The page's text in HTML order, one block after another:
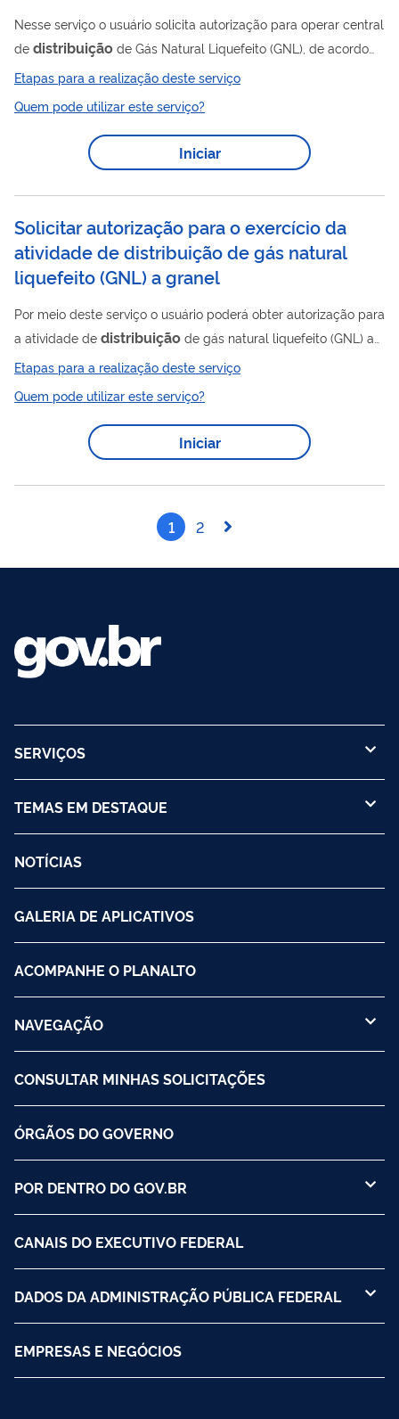
Nesse serviço o usuário solicita autorização para operar central
de distribuição de Gás Natural Liquefeito (GNL), de acordo
com a Resolução ANP Nº 971/2024. Para utilizar esse serviço
você deve ter um cadastro como usuário externo do SEI-ANP.
Para mais informações acesse o serviço " Solicitar cadastro
como usuário externo no SEI-ANP ".
Etapas para a realização deste serviço
Quem pode utilizar este serviço?
Iniciar
Solicitar autorização para o exercício da
atividade de distribuição de gás natural
liquefeito (GNL) a granel
Por meio deste serviço o usuário poderá obter autorização para
a atividade de distribuição de gás natural liquefeito (GNL) a
granel. Para utilizar esse serviço você deve ter um cadastro
como usuário externo do SEI-ANP. Para mais informações
acesse o serviço " Solicitar cadastro como usuário externo no
Etapas para a realização deste serviço
Quem pode utilizar este serviço?
Iniciar
1 2
SERVIÇOS
TEMAS EM DESTAQUE
NOTÍCIAS
GALERIA DE APLICATIVOS
ACOMPANHE O PLANALTO
NAVEGAÇÃO
CONSULTAR MINHAS SOLICITAÇÕES
ÓRGÃOS DO GOVERNO
POR DENTRO DO GOV.BR
CANAIS DO EXECUTIVO FEDERAL
DADOS DA ADMINISTRAÇÃO PÚBLICA FEDERAL
EMPRESAS E NEGÓCIOS